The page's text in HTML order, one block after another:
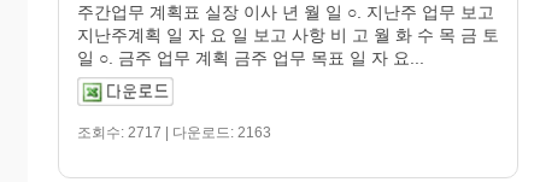
주간업무 계획표 실장 이사 년 월 일 ○. 지난주 업무 보고
지난주계획 일 자 요 일 보고 사항 비 고 월 화 수 목 금 토
일 ○. 금주 업무 계획 금주 업무 목표 일 자 요...
조회수: 2717 | 다운로드: 2163